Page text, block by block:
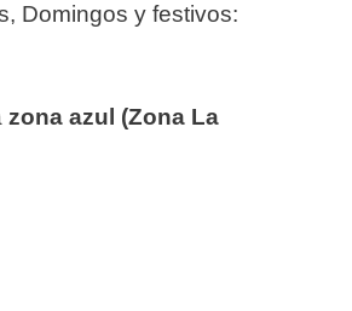
Domingos y festivos:
zona azul (Zona La